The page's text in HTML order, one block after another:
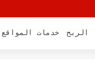
الربح خدمات المواقع